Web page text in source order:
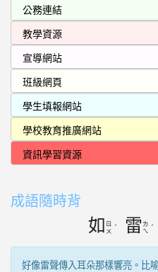
成語隨時背
如 ㄖ
ㄨ ˊ 雷 ㄌ
ㄟ ˊ
好像雷聲傳入耳朵那樣響亮。比